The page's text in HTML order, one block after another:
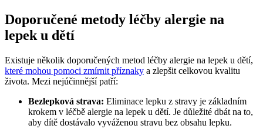
Doporučené metody léčby alergie na
lepek u dětí
Existuje několik doporučených metod léčby alergie na lepek u dětí,
které mohou pomoci zmírnit příznaky a zlepšit celkovou kvalitu
života. Mezi nejúčinnější patří:
Bezlepková strava: Eliminace lepku z stravy je základním
krokem v léčbě alergie na lepek u dětí. Je důležité dbát na to,
aby dítě dostávalo vyváženou stravu bez obsahu lepku.